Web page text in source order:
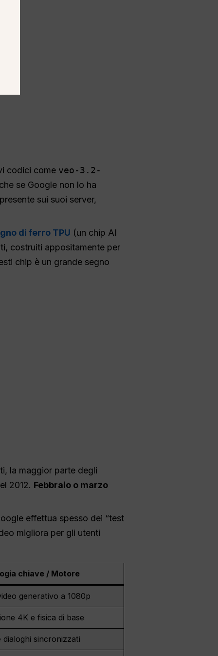
codici come veo-3.2-
se Google non lo ha
sui suoi server,
di ferro TPU (un chip AI
costruiti appositamente per
chip è un grande segno
la maggior parte degli
2012. Febbraio o marzo
effettua spesso dei “test
migliora per gli utenti
chiave / Motore
generativo a 1080p
4K e fisica di base
dialoghi sincronizzati